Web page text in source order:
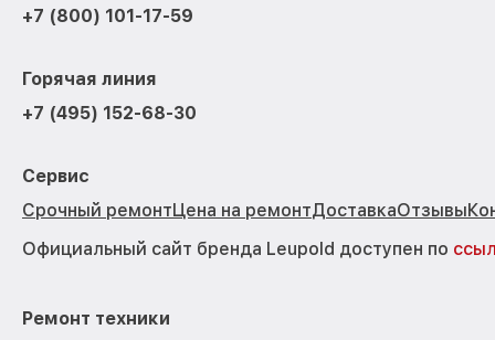
+7 (800) 101-17-59
Горячая линия
+7 (495) 152-68-30
Сервис
Срочный ремонтЦена на ремонтДоставкаОтзывы
Официальный сайт бренда Leupold доступен по
Ремонт техники